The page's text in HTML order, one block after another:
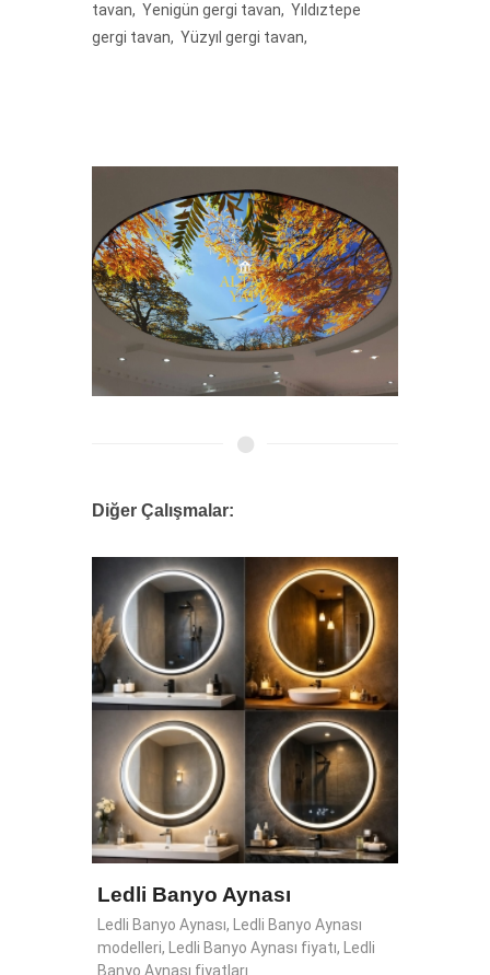
tavan, Yenigün gergi tavan, Yıldıztepe
gergi tavan, Yüzyıl gergi tavan,
Diğer Çalışmalar:
Ledli Banyo Aynası
Ledli Banyo Aynası, Ledli Banyo Aynası
modelleri, Ledli Banyo Aynası fiyatı, Ledli
Banyo Aynası fiyatları